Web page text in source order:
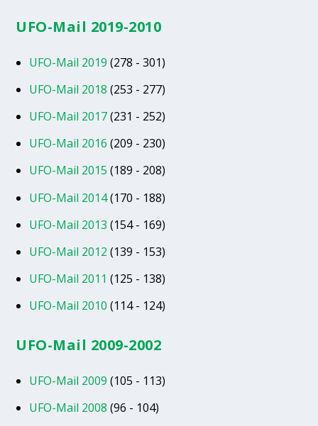
UFO-Mail 2019-2010
UFO-Mail 2019 (278 - 301)
UFO-Mail 2018 (253 - 277)
UFO-Mail 2017(231 - 252)
UFO-Mail 2016 (209 - 230)
UFO-Mail 2015 (189 - 208)
UFO-Mail 2014(170 - 188)
UFO-Mail 2013 (154 - 169)
UFO-Mail 2012 (139 - 153)
UFO-Mail 2011 (125 - 138)
UFO-Mail 2010 (114 - 124)
UFO-Mail 2009-2002
UFO-Mail 2009 (105 - 113)
UFO-Mail 2008 (96 - 104)